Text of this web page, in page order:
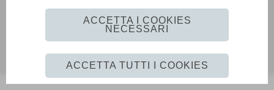
Privacy Policy-Cookie Policy
Realizzazione siti web www.sitoper.it
ACCETTA I COOKIES
NECESSARI
ACCETTA TUTTI I COOKIES